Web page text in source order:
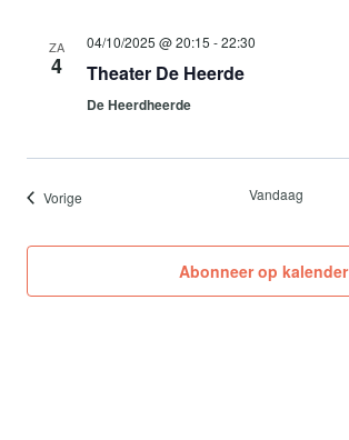
ZA
4
04/10/2025 @ 20:15 -22:30
Theater De Heerde
De Heerdheerde
Vorige Vandaag
Abonneer op kalender